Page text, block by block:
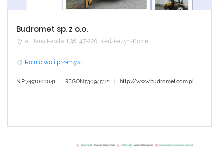
Budromet sp. z o.o.
al. Jana Pawła II 36, 47-220, Kędzierzyn-Koźle
Rolnictwo i przemysł
NIP:7491000041 REGON:530945121 http://www.budromet.com.pl